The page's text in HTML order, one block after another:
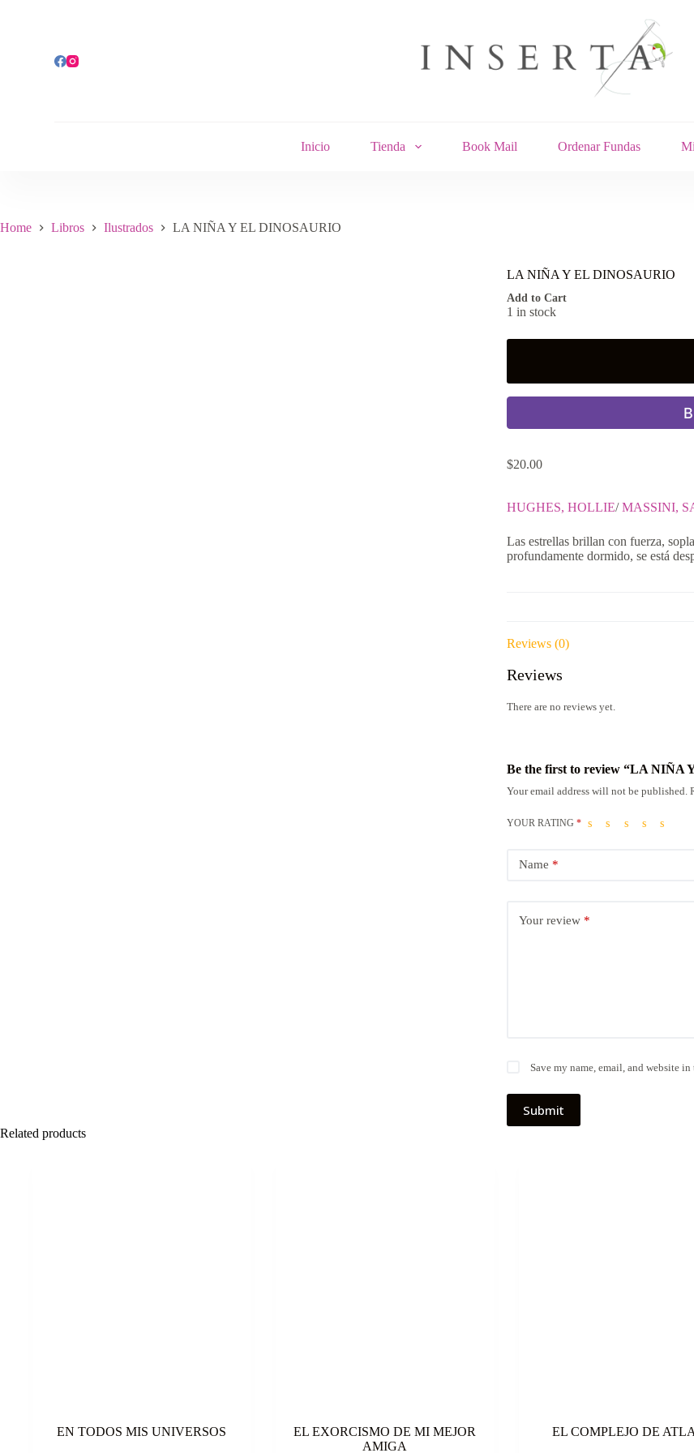
Inicio Tienda Book Mail Ordenar Fundas
Home Libros Ilustrados LA NIÑA Y EL DINOSAURIO
LA NIÑA Y EL DINOSAURIO
Add to Cart
1 in stock
$20.00
HUGHES, HOLLIE/MASSINI,
Las estrellas brillan con fuerza,
profundamente dormido, se está
Reviews (0)
Reviews
There are no reviews yet.
Be the first to review “LA NIÑA
Your email address will not be published.
YOUR RATING *
Name *
Your review *
Save my name, email, and website
Submit
Related products
EN TODOS MIS UNIVERSOS
EL EXORCISMO DE MI MEJOR
AMIGA
EL COMPLEJO DE